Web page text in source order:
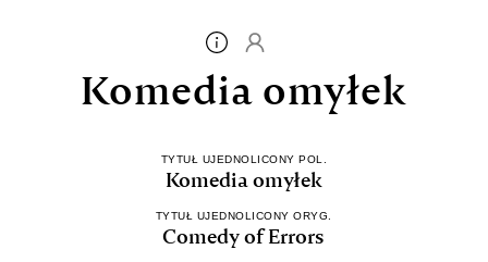
Komedia omyłek
TYTUŁ UJEDNOLICONY POL.
Komedia omyłek
TYTUŁ UJEDNOLICONY ORYG.
Comedy of Errors